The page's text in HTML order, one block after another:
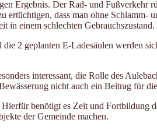
Ergebnis. Der Rad- und Fußverkehr
dass man ohne Schlamm-
in einem schlechten Gebrauchszustand.
2 geplanten E-Ladesäulen werden
interessant, die Rolle des
nicht auch ein Beitrag für
benötigt es Zeit und Fortbildung
der Gemeinde machen.